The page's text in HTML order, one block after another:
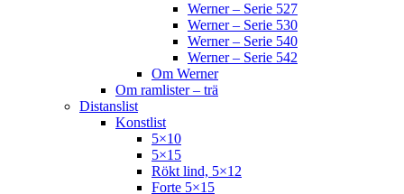
Werner – Serie 527
Werner – Serie 530
Werner – Serie 540
Werner – Serie 542
Om Werner
Om ramlister – trä
Distanslist
Konstlist
5×10
5×15
Rökt lind, 5×12
Forte 5×15